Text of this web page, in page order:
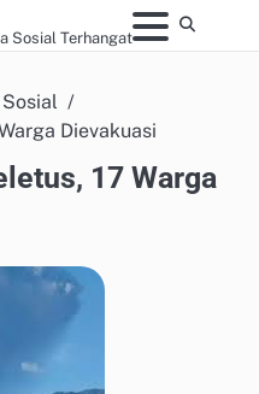
Sosial Terhangat
Dievakuasi
17 Warga